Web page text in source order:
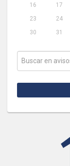
16
17
23
24
30
31